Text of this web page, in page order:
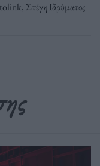
, Στέγη Ιδρύματος